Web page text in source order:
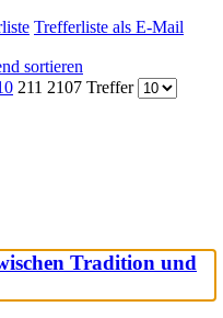
Trefferliste als E-Mail
sortieren
211 2107 Treffer
Tradition und